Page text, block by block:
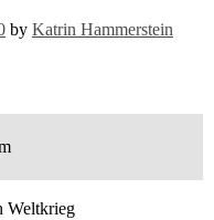
by Katrin Hammerstein
Weltkrieg